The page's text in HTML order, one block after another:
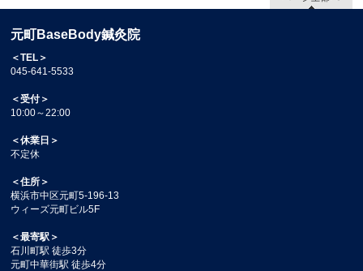
元町BaseBody鍼灸院
＜TEL＞
045-641-5533
＜受付＞
10:00～22:00
＜休業日＞
不定休
＜住所＞
横浜市中区元町5-196-13
ウィーズ元町ビル5F
＜最寄駅＞
石川町駅 徒歩3分
元町中華街駅 徒歩4分